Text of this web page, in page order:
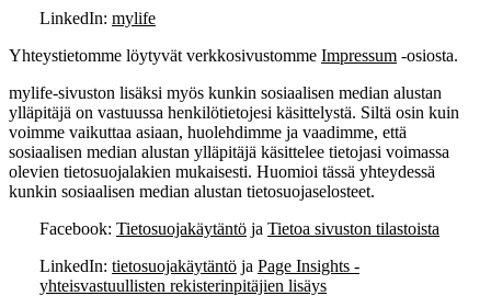
LinkedIn: mylife
Yhteystietomme löytyvät verkkosivustomme Impressum -osiosta.
mylife-sivuston lisäksi myös kunkin sosiaalisen median alustan
ylläpitäjä on vastuussa henkilötietojesi käsittelystä. Siltä osin kuin
voimme vaikuttaa asiaan, huolehdimme ja vaadimme, että
sosiaalisen median alustan ylläpitäjä käsittelee tietojasi voimassa
olevien tietosuojalakien mukaisesti. Huomioi tässä yhteydessä
kunkin sosiaalisen median alustan tietosuojaselosteet.
Facebook: Tietosuojakäytäntö ja Tietoa sivuston tilastoista
LinkedIn: tietosuojakäytäntö ja Page Insights -
yhteisvastuullisten rekisterinpitäjien lisäys